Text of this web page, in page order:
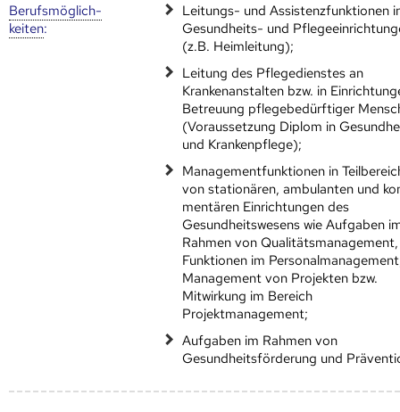
Berufs­möglich­
keiten:
Leitungs- und Assistenzfunktionen
Gesundheits- und
(z.B. Heimleitung);
Leitung des Pflegedienstes an
Krankenanstalten bzw. in
Betreuung pflegebedürftiger
(Voraussetzung Diplom in
und Krankenpflege);
Managementfunktionen in
von stationären, ambulanten und
mentären Einrichtungen des
Gesundheitswesens wie Aufgaben
Rahmen von Qualitätsmanagement,
Funktionen im
Management von Projekten bzw.
Mitwirkung im Bereich
Projektmanagement;
Aufgaben im Rahmen von
Gesundheitsförderung und